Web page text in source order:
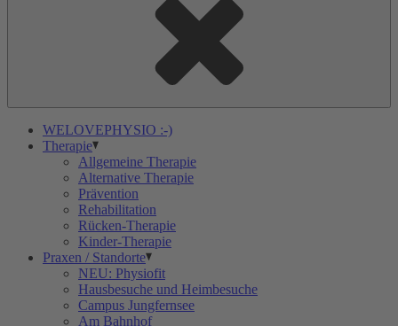
WELOVEPHYSIO :-)
Therapie
Allgemeine Therapie
Alternative Therapie
Prävention
Rehabilitation
Rücken-Therapie
Kinder-Therapie
Praxen / Standorte
NEU: Physiofit
Hausbesuche und Heimbesuche
Campus Jungfernsee
Am Bahnhof